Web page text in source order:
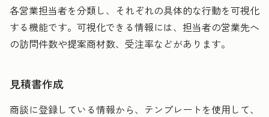
各営業担当者を分類し、それぞれの具体的な行動を可視化
する機能です。可視化できる情報には、担当者の営業先へ
の訪問件数や提案商材数、受注率などがあります。
見積書作成
商談に登録している情報から、テンプレートを使用して、